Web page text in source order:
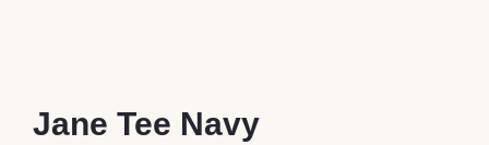
Jane Tee Navy